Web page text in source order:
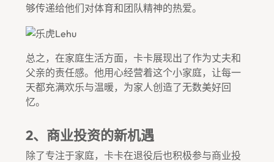
够传递给他们对体育和团队精神的热爱。
总之，在家庭生活方面，卡卡展现出了作为丈夫和
父亲的责任感。他用心经营着这个小家庭，让每一
天都充满欢乐与温暖，为家人创造了无数美好回
忆。
2、商业投资的新机遇
除了专注于家庭，卡卡在退役后也积极参与商业投